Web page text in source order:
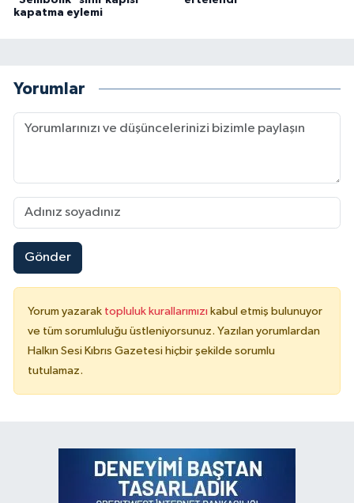
kapatma eylemi
Yorumlar
Gönder
Yorum yazarak topluluk kurallarımızı kabul etmiş bulunuyor
ve tüm sorumluluğu üstleniyorsunuz. Yazılan yorumlardan
Halkın Sesi Kıbrıs Gazetesi hiçbir şekilde sorumlu
tutulamaz.